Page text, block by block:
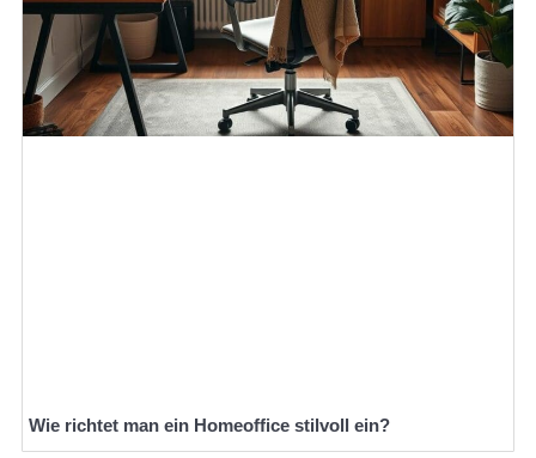
Wie richtet man ein Homeoffice stilvoll ein?